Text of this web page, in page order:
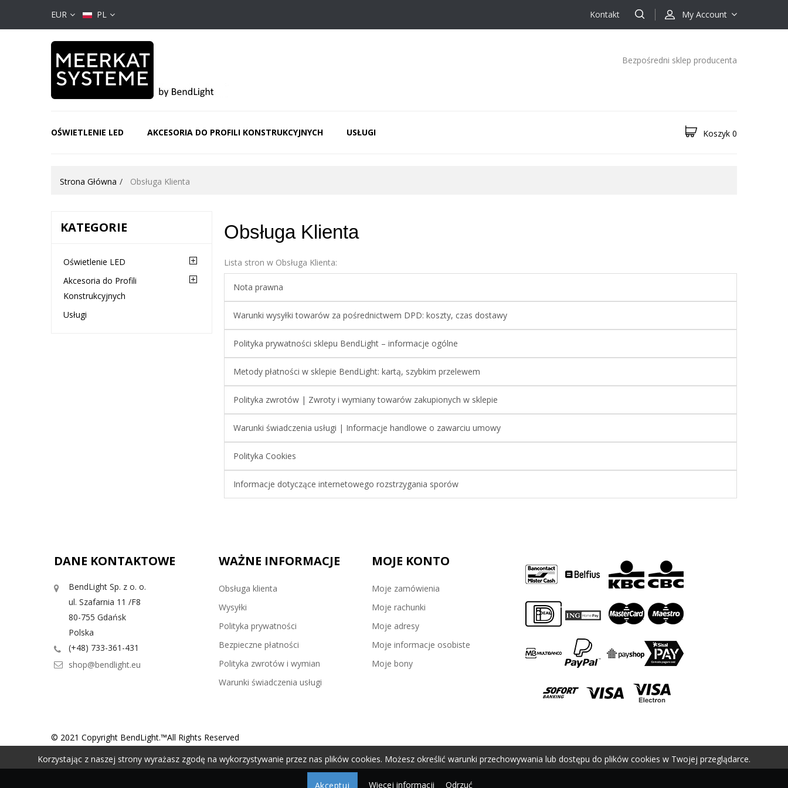
My Account
EUR PL Kontakt
Bezpośredni sklep producenta
OŚWIETLENIE LED AKCESORIA DO PROFILI KONSTRUKCYJNYCH USŁUGI Koszyk 0
Strona Główna Obsługa Klienta
KATEGORIE
Oświetlenie LED
Akcesoria do Profili
Konstrukcyjnych
Usługi
Obsługa Klienta
Lista stron w Obsługa Klienta:
Nota prawna
Warunki wysyłki towarów za pośrednictwem DPD: koszty, czas dostawy
Polityka prywatności sklepu BendLight – informacje ogólne
Metody płatności w sklepie BendLight: kartą, szybkim przelewem
Polityka zwrotów | Zwroty i wymiany towarów zakupionych w sklepie
Warunki świadczenia usługi | Informacje handlowe o zawarciu umowy
Polityka Cookies
Informacje dotyczące internetowego rozstrzygania sporów
DANE KONTAKTOWE
BendLight Sp. z o. o.
ul. Szafarnia 11 /F8
80-755 Gdańsk
Polska
(+48) 733-361-431
shop@bendlight.eu
WAŻNE INFORMACJE
Obsługa klienta
Wysyłki
Polityka prywatności
Bezpieczne płatności
Polityka zwrotów i wymian
Warunki świadczenia usługi
MOJE KONTO
Moje zamówienia
Moje rachunki
Moje adresy
Moje informacje osobiste
Moje bony
© 2021 Copyright BendLight.™All Rights Reserved
Korzystając z naszej strony wyrażasz zgodę na wykorzystywanie przez nas plików cookies. Możesz określić warunki przechowywania lub dostępu do plików cookies w Twojej przeglądarce.
Akceptuj Więcej informacji Odrzuć